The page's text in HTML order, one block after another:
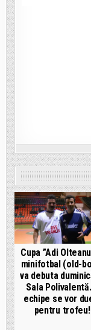
Cupa ”Adi
minifotbal (old-
va debuta
Sala
echipe se vor
pentru trofeu!